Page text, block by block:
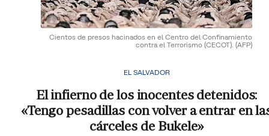
Cientos de presos hacinados en el Centro del Confinamiento
contra el Terrorismo (CECOT). (AFP)
EL SALVADOR
El infierno de los inocentes detenidos:
«Tengo pesadillas con volver a entrar en
cárceles de Bukele»